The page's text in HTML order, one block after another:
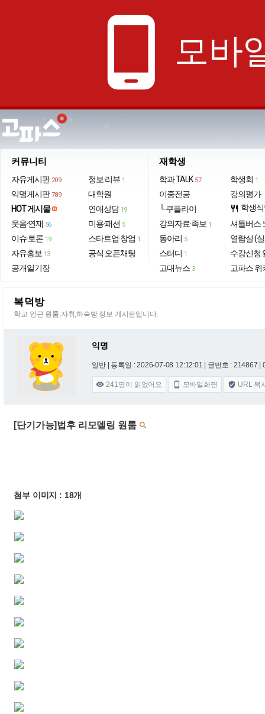
phone_android 모바
커뮤니티
자유게시판 209
익명게시판 789
HOT 게시물
웃음·연재 56
이슈·토론 19
자유홍보 13
공개일기장
정보·리뷰 1
대학원
연애상담 19
미용·패션 5
스타트업·창업 1
공식 오픈채팅
재학생
학과 TALK 57
이중전공
└ 쿠플라이
강의자료·족보 1
동아리 5
스터디 1
고대뉴스 3
학생회 1
강의평가
restaurant 학생
셔틀버스
열람실 (
수강신청
고파스 위
복덕방
학교 인근 원룸,자취,하숙방 정보 게시판입니다.
익명
일반 | 등록일 : 2026-07-08 12:12:01 | 글번호 : 214867 |
 241명이 읽었어요  모바일화면  URL 복
[단기가능]법후 리모델링 원룸 
첨부 이미지 : 18개